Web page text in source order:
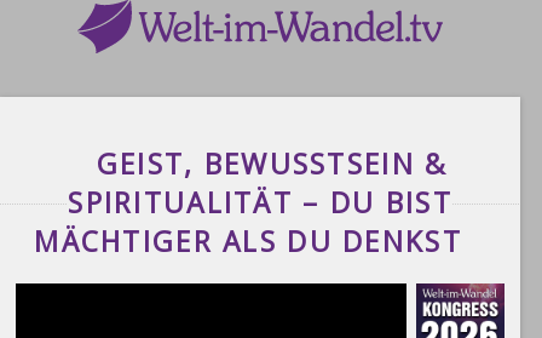
GEIST, BEWUSSTSEIN &
SPIRITUALITÄT – DU BIST
MÄCHTIGER ALS DU DENKST